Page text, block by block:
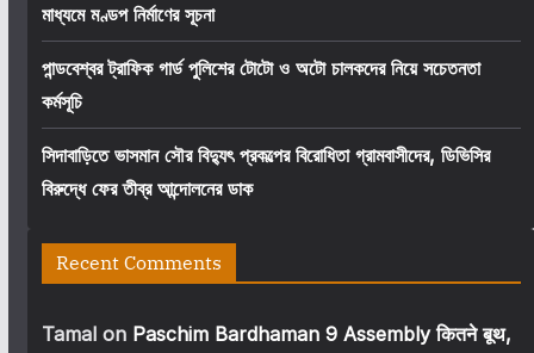
মাধ্যমে মণ্ডপ নির্মাণের সূচনা
পান্ডবেশ্বর ট্রাফিক গার্ড পুলিশের টোটো ও অটো চালকদের নিয়ে সচেতনতা
কর্মসূচি
সিদাবাড়িতে ভাসমান সৌর বিদ্যুৎ প্রকল্পের বিরোধিতা গ্রামবাসীদের, ডিভিসির
বিরুদ্ধে ফের তীব্র আন্দোলনের ডাক
Recent Comments
Tamalon Paschim Bardhaman 9 Assembly कितने बूथ,